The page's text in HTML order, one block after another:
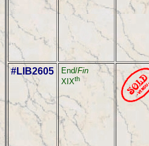
#LIB2605 End/Fin
XIXth